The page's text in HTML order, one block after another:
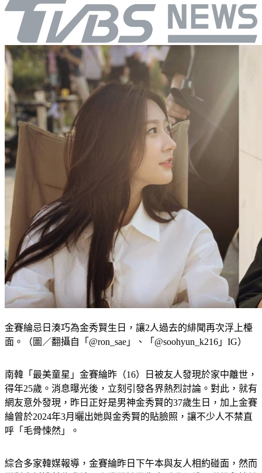
金賽綸忌日湊巧為金秀賢生日，讓2人過去的緋聞再次浮上檯
面。（圖／翻攝自「@ron_sae」、「@soohyun_k216」IG）
南韓「最美童星」金賽綸昨（16）日被友人發現於家中離世，
得年25歲。消息曝光後，立刻引發各界熱烈討論。對此，就有
網友意外發現，昨日正好是男神金秀賢的37歲生日，加上金賽
綸曾於2024年3月曬出她與金秀賢的貼臉照，讓不少人不禁直
呼「毛骨悚然」。
綜合多家韓媒報導，金賽綸昨日下午本與友人相約碰面，然而